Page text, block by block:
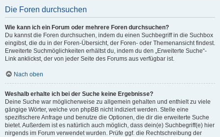
Die Foren durchsuchen
Wie kann ich ein Forum oder mehrere Foren durchsuchen?
Du kannst die Foren durchsuchen, indem du einen Suchbegriff in die Suchbox
eingibst, die du in der Foren-Übersicht, der Foren- oder Themenansicht findest.
Erweiterte Suchmöglichkeiten erhältst du, indem du den „Erweiterte Suche“-
Link anklickst, der von jeder Seite des Forums aus verfügbar ist.
Nach oben
Weshalb erhalte ich bei der Suche keine Ergebnisse?
Deine Suche war möglicherweise zu allgemein gehalten und enthielt zu viele
gängige Wörter, welche von phpBB nicht indiziert werden. Stelle eine
spezifischere Anfrage und benutze die Optionen, die dir die erweiterte Suche
bietet. Außerdem ist es natürlich auch möglich, dass dein(e) Suchbegriff(e) hier
nirgends im Forum verwendet wurden. Prüfe ggf. die Rechtschreibung der